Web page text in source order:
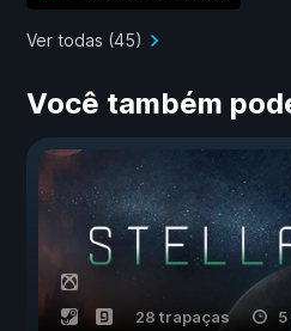
Ver todas (45)
Você também
28 trapaças